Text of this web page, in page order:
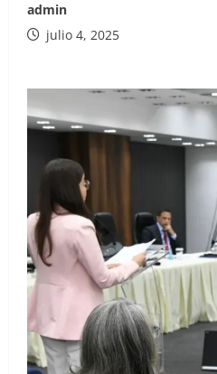
admin
julio 4, 2025